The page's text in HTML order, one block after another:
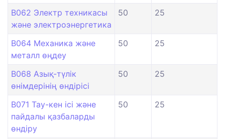
B062 Электр техникасы
және электроэнергетика
50 25
B064 Механика және
металл өңдеу
50 25
B068 Азық-түлік
өнімдерінің өндірісі
50 25
B071 Тау-кен ісі және
пайдалы қазбаларды
өндіру
50 25